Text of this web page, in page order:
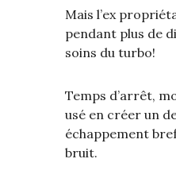
Mais l’ex
pendant plus de
soins du turbo!
Temps d’arrêt,
usé en créer un
échappement
bruit.